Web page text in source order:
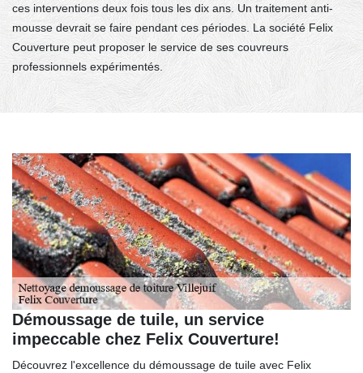
ces interventions deux fois tous les dix ans. Un traitement anti-
mousse devrait se faire pendant ces périodes. La société Felix
Couverture peut proposer le service de ses couvreurs
professionnels expérimentés.
Démoussage de tuile, un service
impeccable chez Felix Couverture!
Découvrez l'excellence du démoussage de tuile avec Felix